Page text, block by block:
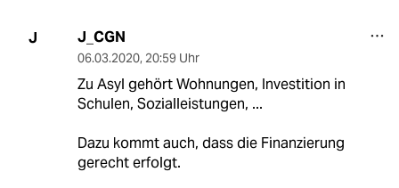
J J_CGN
06.03.2020, 20:59 Uhr
Zu Asyl gehört Wohnungen, Investition in
Schulen, Sozialleistungen, ...
Dazu kommt auch, dass die Finanzierung
gerecht erfolgt.